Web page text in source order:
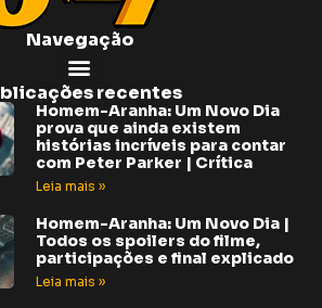
Navegação
recentes
Homem-Aranha: Um Novo Dia
prova que ainda existem
histórias incríveis para contar
com Peter Parker | Crítica
Leia mais »
Homem-Aranha: Um Novo Dia |
Todos os spoilers do filme,
participações e final explicado
Leia mais »